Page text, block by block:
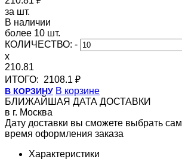
за шт.
В наличии
более 10 шт.
КОЛИЧЕСТВО: -
x
210.81
ИТОГО: 2108.1 ₽
В КОРЗИНУ В корзине
БЛИЖАЙШАЯ ДАТА ДОСТАВКИ
в г. Москва
Дату доставки вы сможете выбрать
время оформления заказа
Характеристики